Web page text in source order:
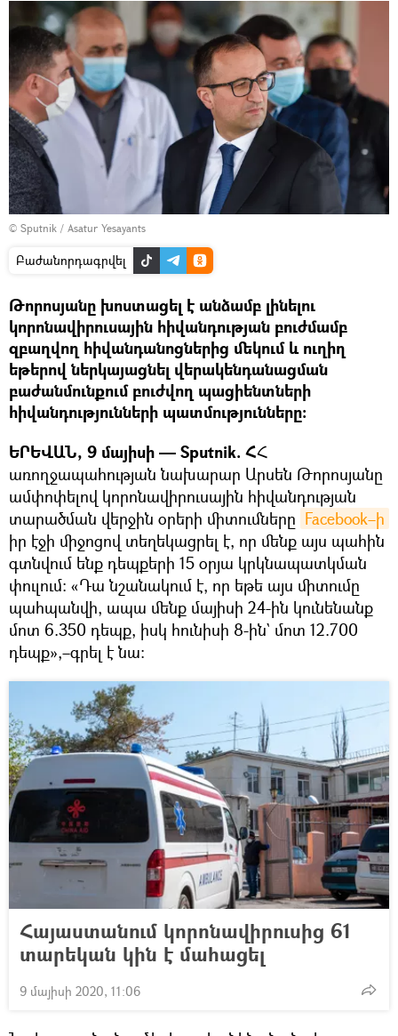
© Sputnik / Asatur Yesayants
Բաժանորդագրվել
Թորոսյանը խոստացել է անձամբ լինելու
կորոնավիրուսային հիվանդության բուժմամբ
զբաղվող հիվանդանոցներից մեկում և ուղիղ
եթերով ներկայացնել վերակենդանացման
բաժանմունքում բուժվող պացիենտների
հիվանդությունների պատմությունները:
ԵՐԵՎԱՆ, 9 մայիսի — Sputnik. ՀՀ
առողջապահության նախարար Արսեն Թորոսյանը
ամփոփելով կորոնավիրուսային հիվանդության
տարածման վերջին օրերի միտումները Facebook–ի
իր էջի միջոցով տեղեկացրել է, որ մենք այս պահին
գտնվում ենք դեպքերի 15 օրյա կրկնապատկման
փուլում: «Դա նշանակում է, որ եթե այս միտումը
պահպանվի, ապա մենք մայիսի 24-ին կունենանք
մոտ 6.350 դեպք, իսկ հունիսի 8-ին` մոտ 12.700
դեպք»,–գրել է նա:
Հայաստանում կորոնավիրուսից 61
տարեկան կին է մահացել
9 մայիսի 2020, 11:06